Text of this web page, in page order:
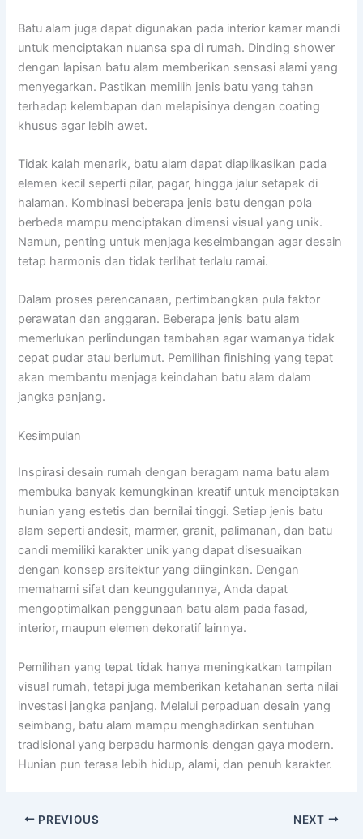
Batu alam juga dapat digunakan pada interior kamar mandi
untuk menciptakan nuansa spa di rumah. Dinding shower
dengan lapisan batu alam memberikan sensasi alami yang
menyegarkan. Pastikan memilih jenis batu yang tahan
terhadap kelembapan dan melapisinya dengan coating
khusus agar lebih awet.
Tidak kalah menarik, batu alam dapat diaplikasikan pada
elemen kecil seperti pilar, pagar, hingga jalur setapak di
halaman. Kombinasi beberapa jenis batu dengan pola
berbeda mampu menciptakan dimensi visual yang unik.
Namun, penting untuk menjaga keseimbangan agar desain
tetap harmonis dan tidak terlihat terlalu ramai.
Dalam proses perencanaan, pertimbangkan pula faktor
perawatan dan anggaran. Beberapa jenis batu alam
memerlukan perlindungan tambahan agar warnanya tidak
cepat pudar atau berlumut. Pemilihan finishing yang tepat
akan membantu menjaga keindahan batu alam dalam
jangka panjang.
Kesimpulan
Inspirasi desain rumah dengan beragam nama batu alam
membuka banyak kemungkinan kreatif untuk menciptakan
hunian yang estetis dan bernilai tinggi. Setiap jenis batu
alam seperti andesit, marmer, granit, palimanan, dan batu
candi memiliki karakter unik yang dapat disesuaikan
dengan konsep arsitektur yang diinginkan. Dengan
memahami sifat dan keunggulannya, Anda dapat
mengoptimalkan penggunaan batu alam pada fasad,
interior, maupun elemen dekoratif lainnya.
Pemilihan yang tepat tidak hanya meningkatkan tampilan
visual rumah, tetapi juga memberikan ketahanan serta nilai
investasi jangka panjang. Melalui perpaduan desain yang
seimbang, batu alam mampu menghadirkan sentuhan
tradisional yang berpadu harmonis dengan gaya modern.
Hunian pun terasa lebih hidup, alami, dan penuh karakter.
PREVIOUS NEXT